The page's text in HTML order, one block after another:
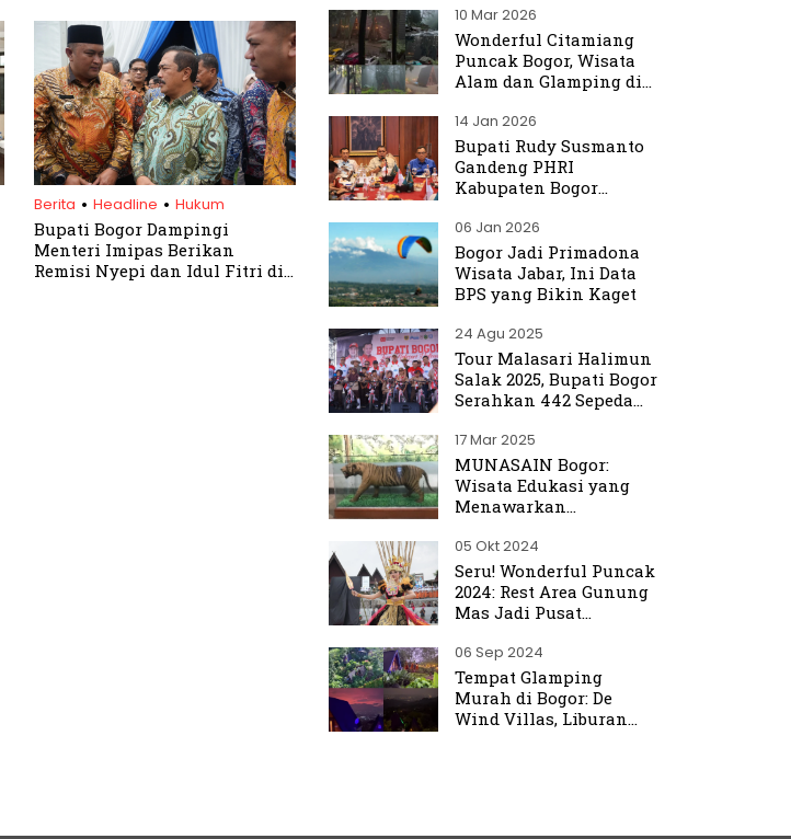
Berita . Headline . Hukum
Bupati Bogor Dampingi
Menteri Imipas Berikan
Remisi Nyepi dan Idul Fitri di
yang Menenangkan
10 Mar 2026
Wonderful Citamiang
Puncak Bogor, Wisata
Alam dan Glamping di
14 Jan 2026
Bupati Rudy Susmanto
Gandeng PHRI
Kabupaten Bogor
Sektor Pariwisata
06 Jan 2026
Bogor Jadi Primadona
Wisata Jabar, Ini Data
BPS yang Bikin Kaget
24 Agu 2025
Tour Malasari Halimun
Salak 2025, Bupati Bogor
Serahkan 442 Sepeda
17 Mar 2025
MUNASAIN Bogor:
Wisata Edukasi yang
Menawarkan
dari Kebun Raya Bogor
05 Okt 2024
Seru! Wonderful Puncak
2024: Rest Area Gunung
Mas Jadi Pusat
06 Sep 2024
Tempat Glamping
Murah di Bogor: De
Wind Villas, Liburan